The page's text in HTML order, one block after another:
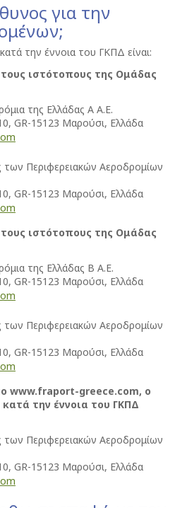
για την
την έννοια του ΓΚΠΔ είναι:
τους ιστότοπους της Ομάδας
της Ελλάδας Α Α.Ε.
GR-15123 Μαρούσι, Ελλάδα
των Περιφερειακών Αεροδρομίων
GR-15123 Μαρούσι, Ελλάδα
τους ιστότοπους της Ομάδας
της Ελλάδας Β Α.Ε.
GR-15123 Μαρούσι, Ελλάδα
των Περιφερειακών Αεροδρομίων
GR-15123 Μαρούσι, Ελλάδα
www.fraport-greece.com, ο
την έννοια του ΓΚΠΔ
των Περιφερειακών Αεροδρομίων
GR-15123 Μαρούσι, Ελλάδα